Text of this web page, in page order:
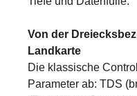
Von der
Landkarte
Die klassische
Parameter ab: TDS